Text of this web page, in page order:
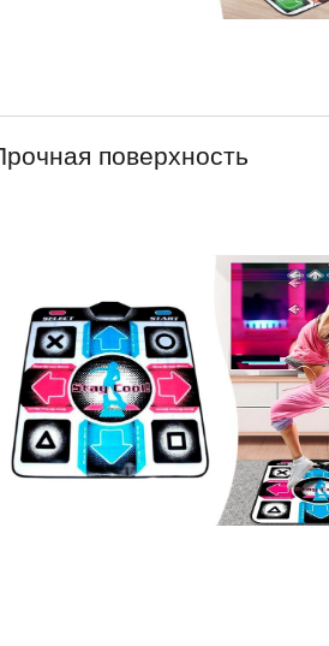
поверхность